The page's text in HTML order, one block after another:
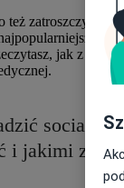
zatroszczyć się
jak z
social
i jakimi